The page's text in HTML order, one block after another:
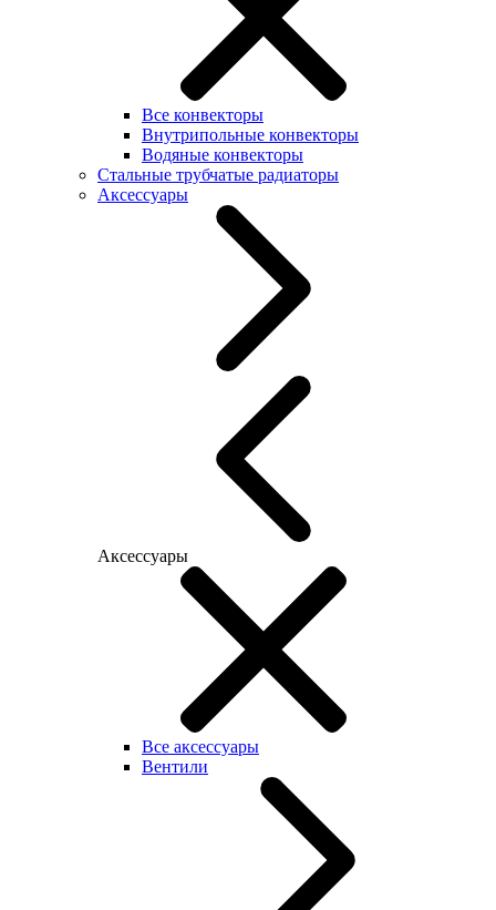
Все конвекторы
Внутрипольные конвекторы
Водяные конвекторы
Стальные трубчатые радиаторы
Аксессуары
Аксессуары
Все аксессуары
Вентили